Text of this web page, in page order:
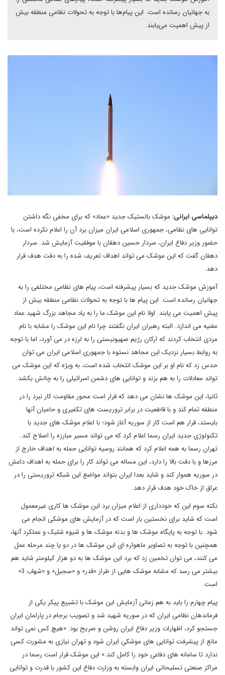
به جهانیان رسانده است. این پیام‌ها با توجه به تحولات نظامی منطقه بیش
از پیش اهمیت می‌یابند.
دیپلماسی ایرانی: موشک بالستیک جدید «عماد» که برای مخفی نگه داشتن
توانایی های نظامی، جمهوری اسلامی ایران میزان برد آن را اعلام نکرده است، با
حضور وزیر دفاع ایران، سردار حسین دهقان با موفقیت آزمایش شد. سردار
دهقان گفت که این موشک می تواند اهداف تعریف شده را به دقت هدف قرار
دهد.
آموزش موشک جدید که بسیار پیشرفته است، پیام های نظامی مختلفی را به
جهانیان رسانده است. این پیام ها با توجه به تحولات نظامی منطقه بیش از
پیش اهمیت می یابند. اولا نام این موشک ما را به یاد مجاهد بزرگ شهید عماد
مغنیه می اندازد. البته رهبران ایران نگفتند چرا نام این موشک را مشابه با نام
مردی انتخاب کردند که ارکان رژیم صهیونیستی را به لرزه در می آورد، اما با توجه
به روابط بسیار نزدیک این مجاهد نستوه با جمهوری اسلامی ایران می توان
حدس زد که نام او بر این موشک انتخاب شده است، به ویژه که این موشک می
تواند معادلات را به هم بزند و توانایی های دشمن اسرائیلی را به چالش بکشد.
ثانیا، این موشک ها نشان می دهد که قرار است محور مقاومت کار نبرد را در
منطقه تمام کند و با قاطعیت در برابر تروریست های تکفیری و حامیان آنها
بایستد، قرار هم است کار از سوریه آغاز شود؛ با اعلام موشک های جدید با
تکنولوژی جدید ایران رسما اعلام کرد که می تواند مسیر مبارزه را اصلاح کند.
تهران رسما به همه اعلام کرد که همانند روسیه توانایی حمله به اهداف خارج از
مرزها و با دقت بالا را دارد، این مساله می تواند کار را برای حمله به اهداف داعش
در سوریه هموار کند و شاید بعدا ایران بتواند مواضع این شبکه تروریستی را در
عراق از خاک خود هدف قرار دهد.
نکته سوم این که خودداری از اعلام میزان برد این موشک ها کاری غیرمعمول
است که شاید برای نخستین بار است که در آزمایش های موشکی انجام می
شود. با توجه به پایگاه موشک ها و بدنه موشک ها و شیوه شلیک و عملکرد آنها،
همچنین با توجه به تصاویر ماهواره ای این موشک ها در دو یا چند مرحله عمل
می کنند، می توان تخمین زد که برد این موشک ها به دو هزار کیلومتر شاید هم
بیشتر می رسد که مشابه موشک هایی از طراز «قدر» و «سجیل» و «شهاب 3»
است.
پیام چهارم را باید به هم زمانی آزمایش این موشک با تشییع پیکر یکی از
فرماندهان نظامی ایران که در سوریه شهید شد و تصویب برجام در پارلمان ایران
جستجو کرد، اظهارات وزیر دفاع ایران روشن و صریح بود: «هیچ کس نمی تواند
مانع از پیشرفت توانایی های موشکی ایران شود و تهران نیازی به مشورت کسی
ندارد تا سامانه های دفاعی خود را کامل کند.» این موشک قرار است رسما در
مراکز صنعتی تسلیحاتی ایران وابسته به وزارت دفاع این کشور با قدرت و توانایی